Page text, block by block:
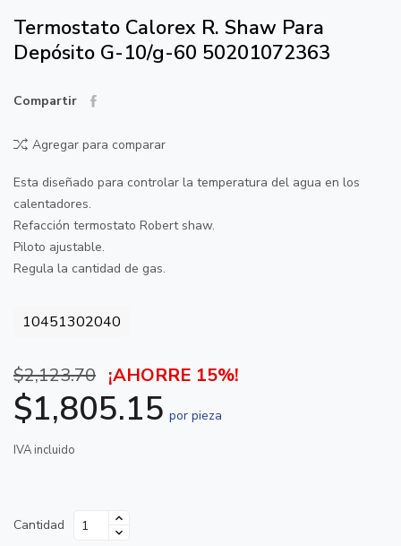
Termostato Calorex R. Shaw Para
Depósito G-10/g-60 50201072363
Compartir
Agregar para comparar
Esta diseñado para controlar la temperatura del agua en los
calentadores.
Refacción termostato Robert shaw.
Piloto ajustable.
Regula la cantidad de gas.
10451302040
$2,123.70 ¡AHORRE 15%!
$1,805.15 por pieza
IVA incluido
Cantidad